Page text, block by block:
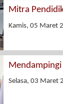
Mitra
Kamis, 05 Maret
Selasa, 03 Maret